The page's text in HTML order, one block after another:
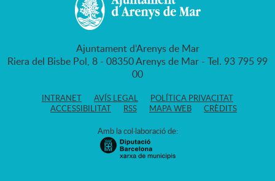
Ajuntament d'Arenys de Mar
Riera del Bisbe Pol, 8 - 08350 Arenys de Mar - Tel. 93 795 99
00
INTRANET AVÍS LEGAL
POLÍTICA PRIVACITAT
ACCESSIBILITAT
RSS MAPA WEB CRÈDITS
Amb la col·laboració de: